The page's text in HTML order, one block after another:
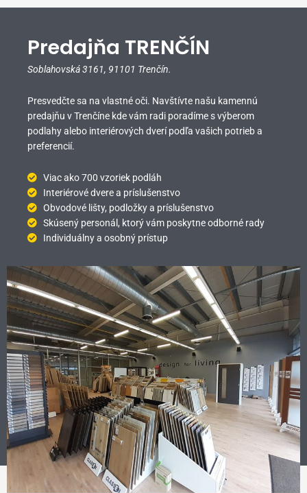
Predajňa TRENČÍN
Soblahovská 3161, 91101 Trenčín.
Presvedčte sa na vlastné oči. Navštívte našu kamennú
predajňu v Trenčíne kde vám radi poradíme s výberom
podlahy alebo interiérových dverí podľa vašich potrieb a
preferencií.
Viac ako 700 vzoriek podláh
Interiérové dvere a príslušenstvo
Obvodové lišty, podložky a príslušenstvo
Skúsený personál, ktorý vám poskytne odborné rady
Individuálny a osobný prístup